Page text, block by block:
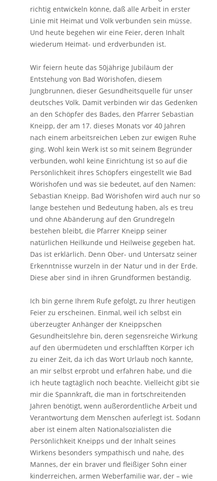
richtig entwickeln könne, daß alle Arbeit in erster
Linie mit Heimat und Volk verbunden sein müsse.
Und heute begehen wir eine Feier, deren Inhalt
wiederum Heimat- und erdverbunden ist.
Wir feiern heute das 50jährige Jubiläum der
Entstehung von Bad Wörishofen, diesem
Jungbrunnen, dieser Gesundheitsquelle für unser
deutsches Volk. Damit verbinden wir das Gedenken
an den Schöpfer des Bades, den Pfarrer Sebastian
Kneipp, der am 17. dieses Monats vor 40 Jahren
nach einem arbeitsreichen Leben zur ewigen Ruhe
ging. Wohl kein Werk ist so mit seinem Begründer
verbunden, wohl keine Einrichtung ist so auf die
Persönlichkeit ihres Schöpfers eingestellt wie Bad
Wörishofen und was sie bedeutet, auf den Namen:
Sebastian Kneipp. Bad Wörishofen wird auch nur so
lange bestehen und Bedeutung haben, als es treu
und ohne Abänderung auf den Grundregeln
bestehen bleibt, die Pfarrer Kneipp seiner
natürlichen Heilkunde und Heilweise gegeben hat.
Das ist erklärlich. Denn Ober- und Untersatz seiner
Erkenntnisse wurzeln in der Natur und in der Erde.
Diese aber sind in ihren Grundformen beständig.
Ich bin gerne Ihrem Rufe gefolgt, zu Ihrer heutigen
Feier zu erscheinen. Einmal, weil ich selbst ein
überzeugter Anhänger der Kneippschen
Gesundheitslehre bin, deren segensreiche Wirkung
auf den übermüdeten und erschlafften Körper ich
zu einer Zeit, da ich das Wort Urlaub noch kannte,
an mir selbst erprobt und erfahren habe, und die
ich heute tagtäglich noch beachte. Vielleicht gibt sie
mir die Spannkraft, die man in fortschreitenden
Jahren benötigt, wenn außerordentliche Arbeit und
Verantwortung dem Menschen auferlegt ist. Sodann
aber ist einem alten Nationalsozialisten die
Persönlichkeit Kneipps und der Inhalt seines
Wirkens besonders sympathisch und nahe, des
Mannes, der ein braver und fleißiger Sohn einer
kinderreichen, armen Weberfamilie war, der – wie